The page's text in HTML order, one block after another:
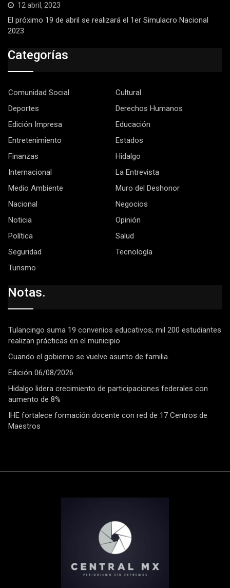
12 abril, 2023
El próximo 19 de abril se realizará el 1er Simulacro Nacional
2023
Categorías
Comunidad Social
Cultural
Deportes
Derechos Humanos
Edición Impresa
Educación
Entretenimiento
Estados
Finanzas
Hidalgo
Internacional
La Entrevista
Medio Ambiente
Muro del Deshonor
Nacional
Negocios
Noticia
Opinión
Política
Salud
Seguridad
Tecnología
Turismo
Notas.
Tulancingo suma 19 convenios educativos; mil 200 estudiantes
realizan prácticas en el municipio
Cuando el gobierno se vuelve asunto de familia.
Edición 06/08/2026
Hidalgo lidera crecimiento de participaciones federales con
aumento de 8%
IHE fortalece formación docente con red de 17 Centros de
Maestros